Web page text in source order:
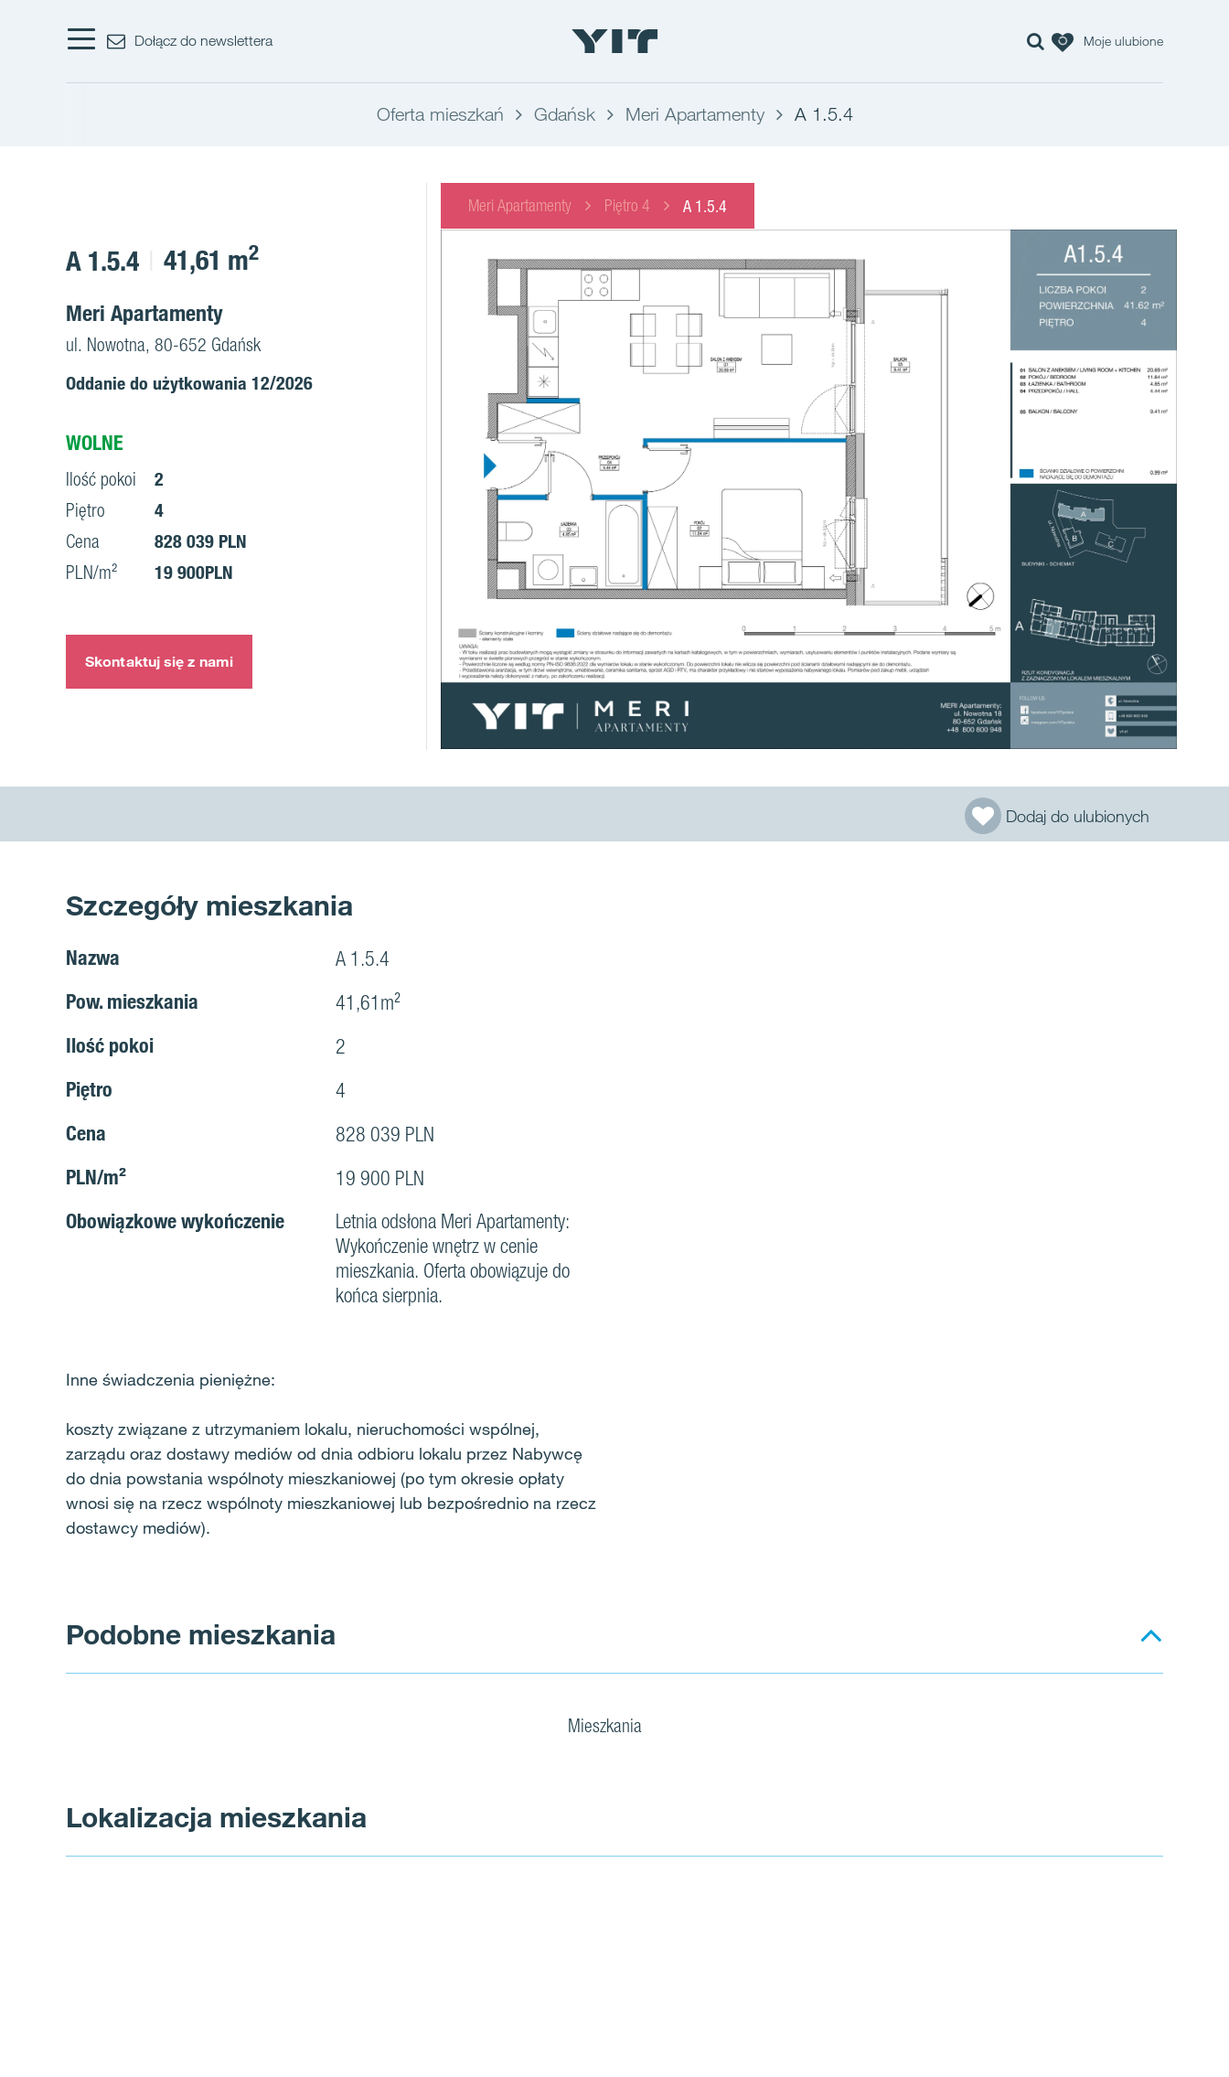
Dołącz do newslettera Moje ulubione
Oferta mieszkań Gdańsk Meri Apartamenty A 1.5.4
Meri Apartamenty Piętro 4 A 1.5.4
A 1.5.4 41,61 m2
Meri Apartamenty
ul. Nowotna, 80-652 Gdańsk
Oddanie do użytkowania 12/2026
WOLNE
Ilość pokoi
2
Piętro
4
Cena
828 039 PLN
PLN/m²
19 900PLN
Skontaktuj się z nami
Dodaj do ulubionych
Szczegóły mieszkania
Nazwa A 1.5.4
Pow. mieszkania 41,61m²
Ilość pokoi 2
Piętro 4
Cena 828 039 PLN
PLN/m² 19 900 PLN
Obowiązkowe wykończenie
Letnia odsłona Meri Apartamenty:
Wykończenie wnętrz w cenie
mieszkania. Oferta obowiązuje do
końca sierpnia.
Inne świadczenia pieniężne:
koszty związane z utrzymaniem lokalu, nieruchomości wspólnej,
zarządu oraz dostawy mediów od dnia odbioru lokalu przez Nabywcę
do dnia powstania wspólnoty mieszkaniowej (po tym okresie opłaty
wnosi się na rzecz wspólnoty mieszkaniowej lub bezpośrednio na rzecz
dostawcy mediów).
Podobne mieszkania
Mieszkania
Lokalizacja mieszkania